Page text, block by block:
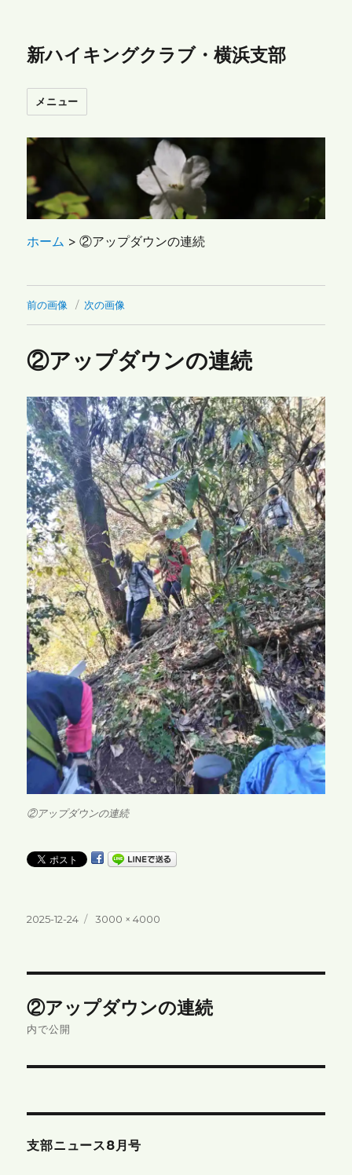
新ハイキングクラブ・横浜支部
メニュー
ホーム >②アップダウンの連続
前の画像 次の画像
②アップダウンの連続
②アップダウンの連続
投
2025-12-24
フ
3000 × 4000
稿
ゲ
ー
②アップダウンの連続
内で公開
支部ニュース8月号